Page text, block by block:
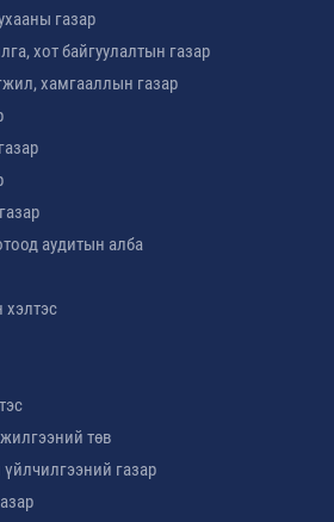
газар
хот байгуулалтын газар
хамгааллын газар
аудитын алба
хэлтэс
төв
газар